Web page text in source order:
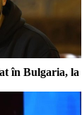
în Bulgaria,